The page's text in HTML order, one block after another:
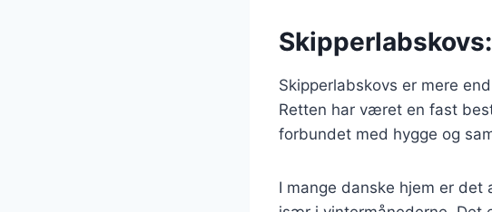
Skipperlabskovs er mere
Retten har været en fast
forbundet med hygge og
I mange danske hjem er